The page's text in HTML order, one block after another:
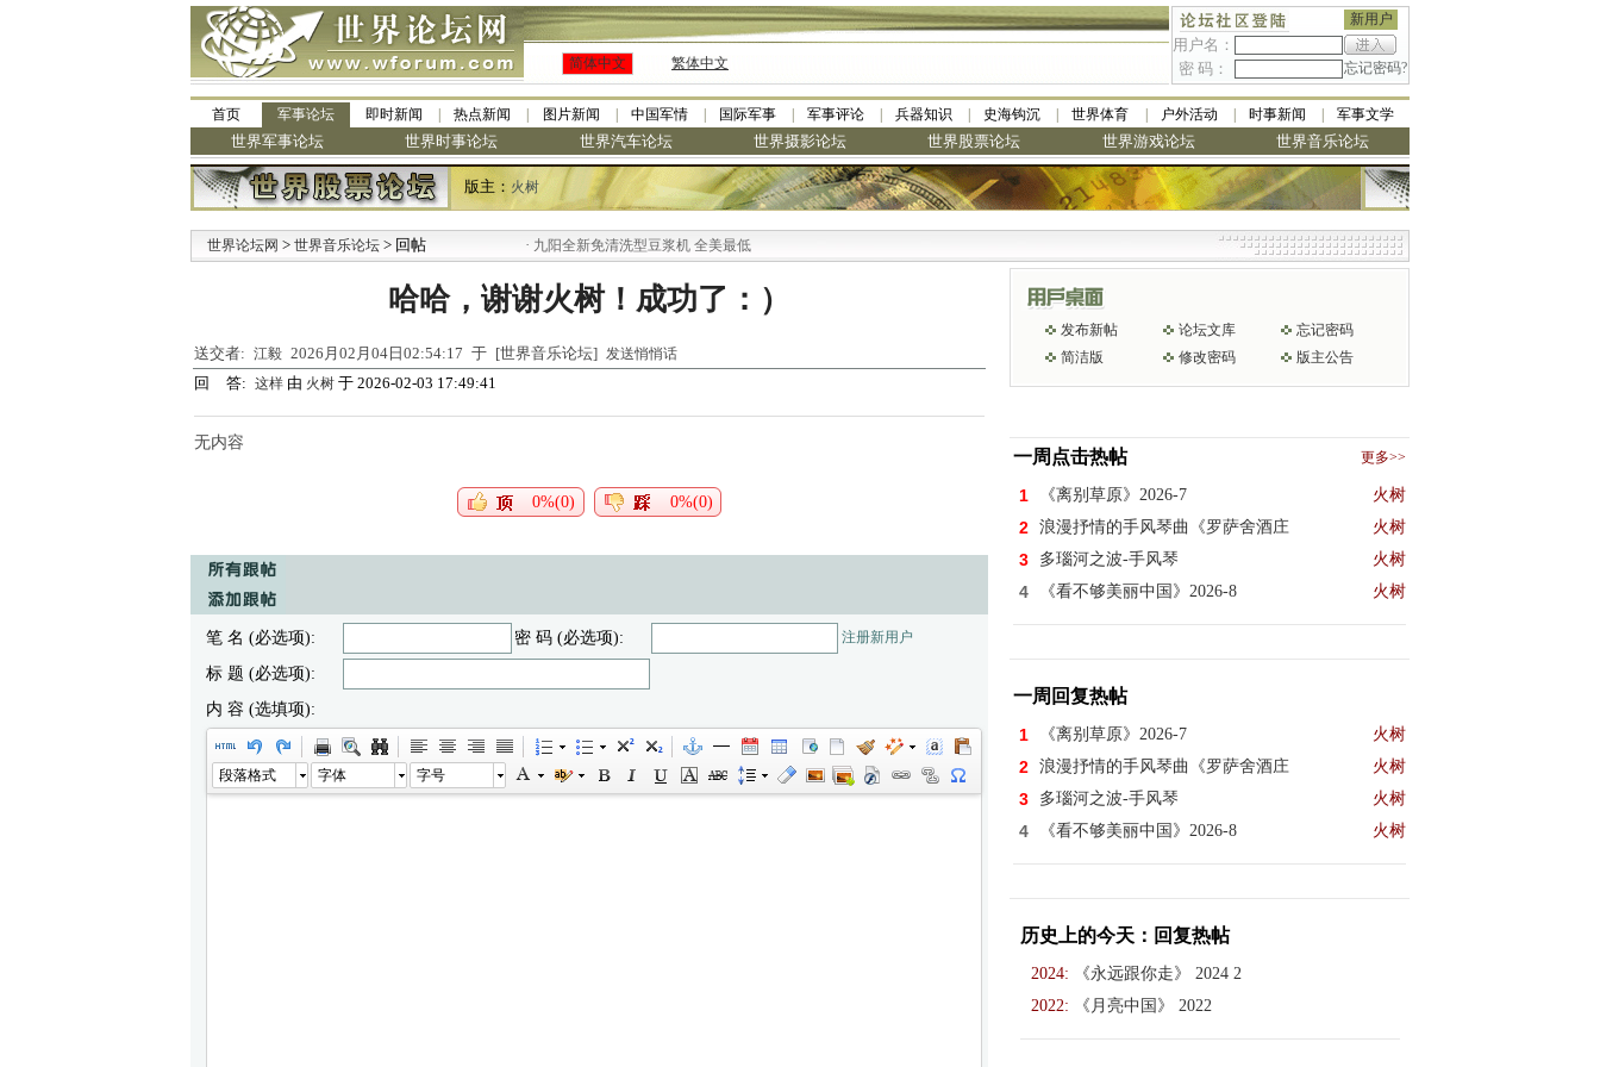
新用户
用户名：
密 码：
忘记密码?
简体中文 繁体中文
首页 军事论坛 即时新闻 热点新闻 图片新闻 中国军情 国际军事 军事评论 兵器知识 史海钩沉 世界体育 户外活动 时事新闻 军事文学
世界军事论坛 世界时事论坛 世界汽车论坛 世界摄影论坛 世界股票论坛 世界游戏论坛 世界音乐论坛
版主： 火树
世界论坛网 > 世界音乐论坛 > 回帖 九阳全新免清洗型豆浆机 全美最低
哈哈，谢谢火树！成功了：）
送交者: 江毅 2026月02月04日02:54:17 于 [世界音乐论坛] 发送悄悄话
回 答: 这样 由 火树 于 2026-02-03 17:49:41
无内容
0%(0) 0%(0)
笔 名 (必选项): 密 码 (必选项): 注册新用户
标 题 (必选项):
内 容 (选填项):
段落格式 字体 字号
发布新帖 论坛文库
忘记密码
简洁版
修改密码 版主公告
一周点击热帖 更多>>
1 《离别草原》2026-7 火树
2 浪漫抒情的手风琴曲《罗萨舍酒庄 火树
3 多瑙河之波-手风琴 火树
4 《看不够美丽中国》2026-8 火树
一周回复热帖
1 《离别草原》2026-7 火树
2 浪漫抒情的手风琴曲《罗萨舍酒庄 火树
3 多瑙河之波-手风琴 火树
4 《看不够美丽中国》2026-8 火树
历史上的今天：回复热帖
2024:
《永远跟你走》 2024 2
2022:
《月亮中国》 2022